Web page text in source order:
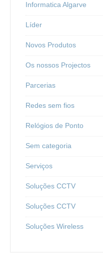
Informatica Algarve
Líder
Novos Produtos
Os nossos Projectos
Parcerias
Redes sem fios
Relógios de Ponto
Sem categoria
Serviços
Soluções CCTV
Soluções CCTV
Soluções Wireless